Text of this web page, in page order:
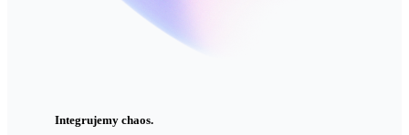
Integrujemy chaos.